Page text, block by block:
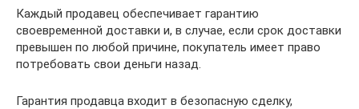
Каждый продавец обеспечивает гарантию
своевременной доставки и, в случае, если срок доставки
превышен по любой причине, покупатель имеет право
потребовать свои деньги назад.
Гарантия продавца входит в безопасную сделку,